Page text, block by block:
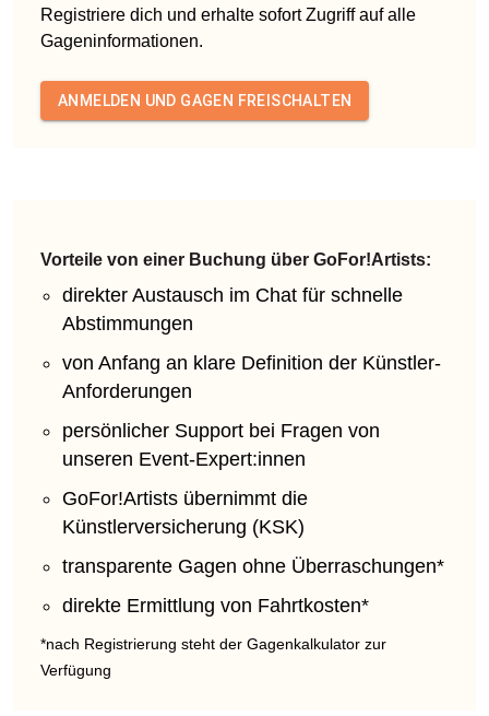
Registriere dich und erhalte sofort Zugriff auf alle
Gageninformationen.
ANMELDEN UND GAGEN FREISCHALTEN
Vorteile von einer Buchung über GoFor!Artists:
direkter Austausch im Chat für schnelle
Abstimmungen
von Anfang an klare Definition der Künstler-
Anforderungen
persönlicher Support bei Fragen von
unseren Event-Expert:innen
GoFor!Artists übernimmt die
Künstlerversicherung (KSK)
transparente Gagen ohne Überraschungen*
direkte Ermittlung von Fahrtkosten*
*nach Registrierung steht der Gagenkalkulator zur
Verfügung